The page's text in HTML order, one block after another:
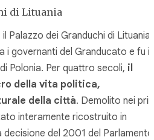
di Lituania
Palazzo dei Granduchi di Lituania
i governanti del Granducato e fu in
Polonia. Per quattro secoli, il
della vita politica,
della città. Demolito nei
interamente ricostruito in
del 2001 del Parlamento